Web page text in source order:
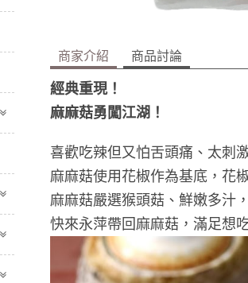
商家介紹 商品討論
經典重現！
麻麻菇勇闖江湖！
喜歡吃辣但又怕舌頭痛、太刺
麻麻菇使用花椒作為基底，花
麻麻菇嚴選猴頭菇、鮮嫩多汁
快來永萍帶回麻麻菇，滿足想